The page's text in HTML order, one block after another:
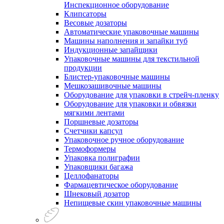
Инспекционное оборудование
Клипсаторы
Весовые дозаторы
Автоматические упаковочные машины
Машины наполнения и запайки туб
Индукционные запайщики
Упаковочные машины для текстильной
продукции
Блистер-упаковочные машины
Мешкозашивочные машины
Оборудование для упаковки в стрейч-пленку
Оборудование для упаковки и обвязки
мягкими лентами
Поршневые дозаторы
Счетчики капсул
Упаковочное ручное оборудование
Термоформеры
Упаковка полиграфии
Упаковщики багажа
Целлофанаторы
Фармацевтическое оборудование
Шнековый дозатор
Непищевые скин упаковочные машины